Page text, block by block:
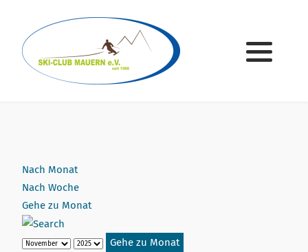
Nach Monat
Nach Woche
Gehe zu Monat
Gehe zu Monat
Geschichte
Ehrenvorsitzende & Ehrenmitglieder
Kinderskikurs
Gymnastik/Volleyball
Kontakt
Satzung